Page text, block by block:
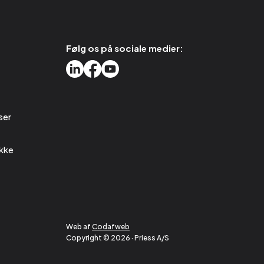
Følg os på sociale medier:
Web af Codafweb
Copyright © 2026 · Priess A/S